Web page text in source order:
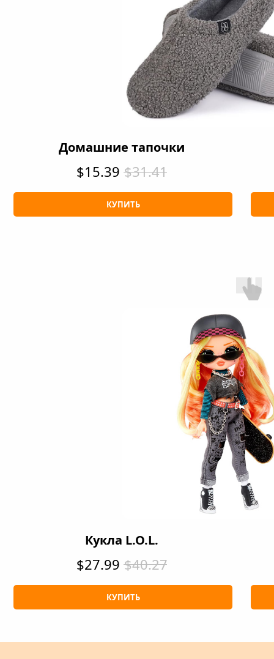
Домашние тапочки
$15.39 $31.41
КУПИТЬ
Кукла L.O.L.
$27.99 $40.27
КУПИТЬ